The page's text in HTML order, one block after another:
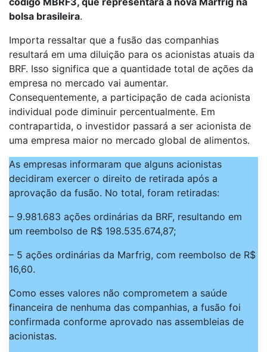
bolsa brasileira.
Importa ressaltar que a fusão das companhias
resultará em uma diluição para os acionistas atuais da
BRF. Isso significa que a quantidade total de ações da
empresa no mercado vai aumentar.
Consequentemente, a participação de cada acionista
individual pode diminuir percentualmente. Em
contrapartida, o investidor passará a ser acionista de
uma empresa maior no mercado global de alimentos.
As empresas informaram que alguns acionistas
decidiram exercer o direito de retirada após a
aprovação da fusão. No total, foram retiradas:
– 9.981.683 ações ordinárias da BRF, resultando em
um reembolso de R$ 198.535.674,87;
– 5 ações ordinárias da Marfrig, com reembolso de R$
16,60.
Como esses valores não comprometem a saúde
financeira de nenhuma das companhias, a fusão foi
confirmada conforme aprovado nas assembleias de
acionistas.